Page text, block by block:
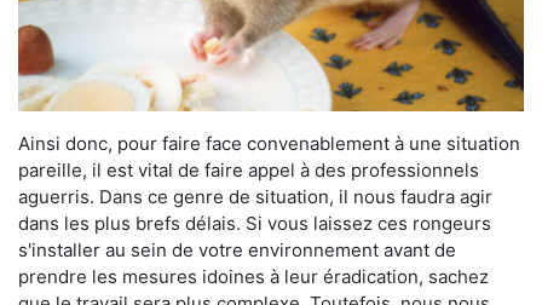
Ainsi donc, pour faire face convenablement à une situation
pareille, il est vital de faire appel à des professionnels
aguerris. Dans ce genre de situation, il nous faudra agir
dans les plus brefs délais. Si vous laissez ces rongeurs
s'installer au sein de votre environnement avant de
prendre les mesures idoines à leur éradication, sachez